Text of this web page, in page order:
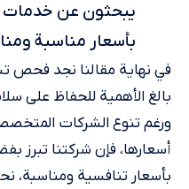
يبحثون عن خدمات
بأسعار مناسبة
في نهاية مقالنا نجد فحص
بالغ الأهمية للحفاظ على
ورغم تنوع الشركات
أسعارها، فإن شركتنا تبرز
بأسعار تنافسية ومناسبة،